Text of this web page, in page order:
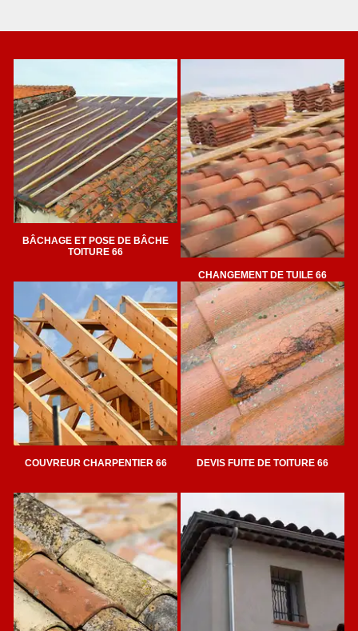
BÂCHAGE ET POSE DE BÂCHE
TOITURE 66
CHANGEMENT DE TUILE 66
COUVREUR CHARPENTIER 66 DEVIS FUITE DE TOITURE 66